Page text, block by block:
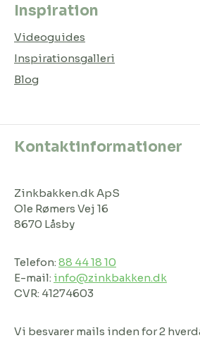
Inspiration
Videoguides
Inspirationsgalleri
Blog
Kontaktinformationer
Zinkbakken.dk ApS
Ole Rømers Vej 16
8670 Låsby
Telefon: 88 44 18 10
E-mail: info@zinkbakken.dk
CVR: 41274603
Vi besvarer mails inden for 2